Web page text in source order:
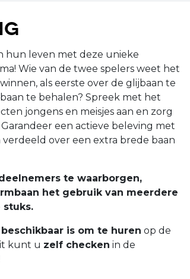
hun leven met deze unieke
Wie van de twee spelers weet het
als eerste over de glijbaan te
te behalen? Spreek met het
jongens en meisjes aan en zorg
een actieve beleving met
over een extra brede baan
te waarborgen,
het gebruik van meerdere
stuks.
beschikbaar is om te huren op de
kunt u zelf checken in de